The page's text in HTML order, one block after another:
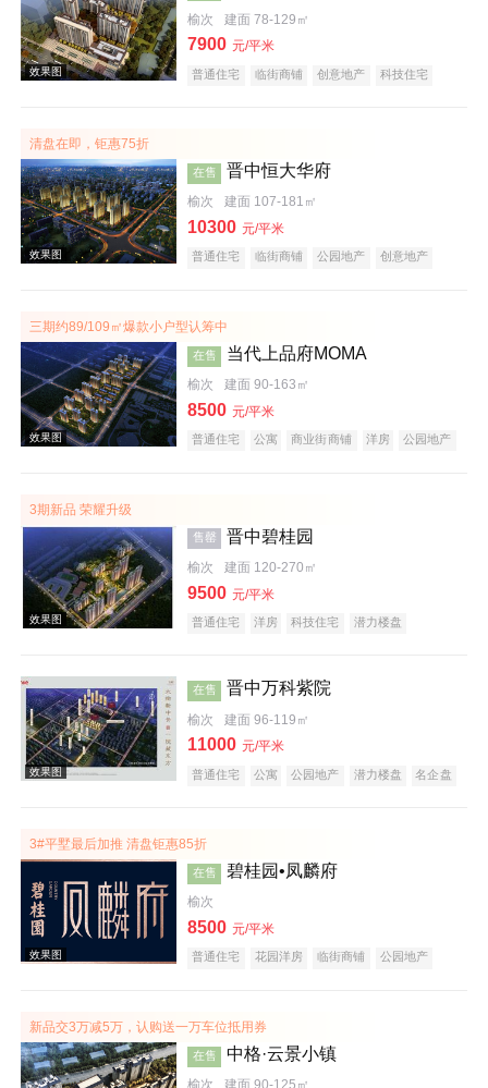
效果图
效果图
榆次 建面 78-129㎡
7900 元/平米
普通住宅 临街商铺 创意地产
科技住宅
清盘在即，钜惠75折
效果图
在售 晋中恒大华府
榆次 建面 107-181㎡
10300 元/平米
普通住宅 临街商铺 公园地产
创意地产
三期约89/109㎡爆款小户型认筹中
效果图
在售 当代上品府MOMA
榆次 建面 90-163㎡
8500 元/平米
普通住宅 公寓 商业街商铺 洋房
公园地产
3期新品 荣耀升级
售罄 晋中碧桂园
榆次 建面 120-270㎡
9500 元/平米
普通住宅 洋房 科技住宅
潜力楼盘
在售 晋中万科紫院
榆次 建面 96-119㎡
11000 元/平米
普通住宅 公寓 公园地产 潜力楼盘
名企盘
3#平墅最后加推 清盘钜惠85折
在售 碧桂园•凤麟府
榆次
8500 元/平米
普通住宅 花园洋房 临街商铺
公园地产
新品交3万减5万，认购送一万车位抵用券
在售 中格·云景小镇
榆次 建面 90-125㎡